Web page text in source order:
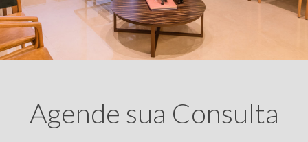
Agende sua Consulta